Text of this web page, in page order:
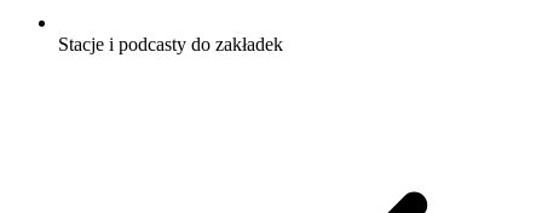
Stacje i podcasty do zakładek